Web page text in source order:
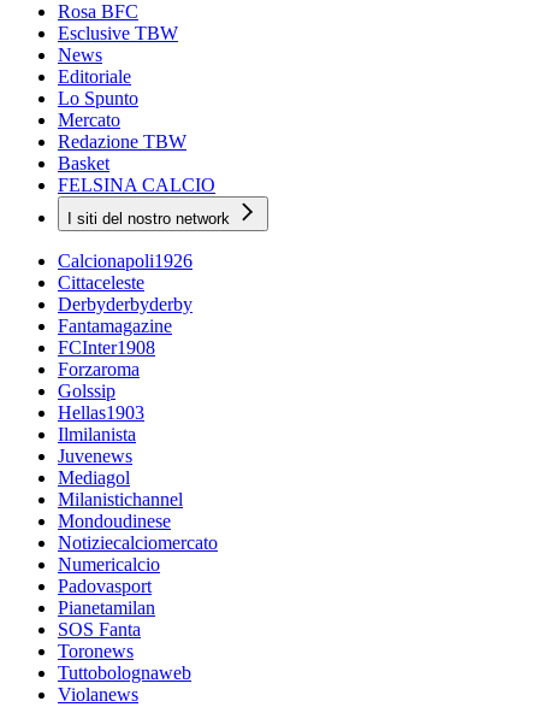
Rosa BFC
Esclusive TBW
News
Editoriale
Lo Spunto
Mercato
Redazione TBW
Basket
FELSINA CALCIO
I siti del nostro network
Calcionapoli1926
Cittaceleste
Derbyderbyderby
Fantamagazine
FCInter1908
Forzaroma
Golssip
Hellas1903
Ilmilanista
Juvenews
Mediagol
Milanistichannel
Mondoudinese
Notiziecalciomercato
Numericalcio
Padovasport
Pianetamilan
SOS Fanta
Toronews
Tuttobolognaweb
Violanews